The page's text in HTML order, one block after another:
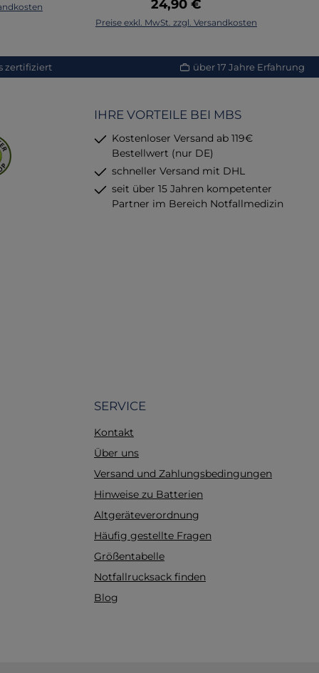
Abstreifen nach innen stülpt.
Die besondere
(abgebildetes
Fieberthermometer ist nicht im
Regulärer Preis:
24,90 €
Preise exkl. MwSt. zzgl. Versandkosten
In den Warenkorb
zertifiziert über 17 Jahre Erfahrung
IHRE VORTEILE BEI MBS
Kostenloser Versand ab 119€
Bestellwert (nur DE)
schneller Versand mit DHL
seit über 15 Jahren kompetenter
Partner im Bereich Notfallmedizin
SERVICE
Kontakt
Über uns
Versand und Zahlungsbedingungen
Hinweise zu Batterien
Altgeräteverordnung
Häufig gestellte Fragen
Größentabelle
Notfallrucksack finden
Blog